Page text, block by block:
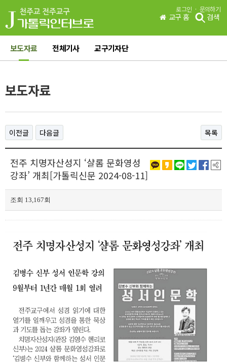
로그인 · 문의하기
교구 홈 검색
보도자료 전체기사 교구기자단
보도자료
이전글 다음글 목록
전주 치명자산성지 ‘샬롬 문화영성
강좌’ 개최[가톨릭신문 2024-08-11]
조회 13,167회